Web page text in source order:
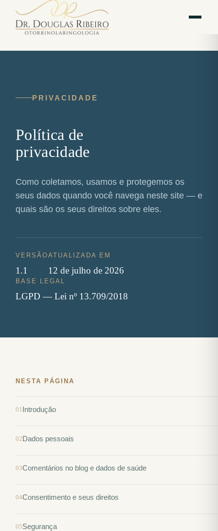
Mariana
Av. Paulista — Bela
Vista
PRIVACIDADE
Política de
privacidade
Como coletamos, usamos e protegemos os
seus dados quando você navega neste site — e
quais são os seus direitos sobre eles.
VERSÃO
1.1
ATUALIZADA EM
12 de julho de 2026
BASE LEGAL
LGPD — Lei nº 13.709/2018
NESTA PÁGINA
Introdução
Dados pessoais
Comentários no blog e dados de saúde
Consentimento e seus direitos
Segurança